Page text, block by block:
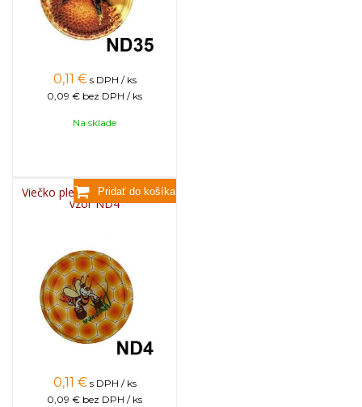
0,11 € s DPH / ks
0,09 € bez DPH / ks
Na sklade
Viečko plechové TWIST 82 -
vzor ND4
0,11 € s DPH / ks
0,09 € bez DPH / ks